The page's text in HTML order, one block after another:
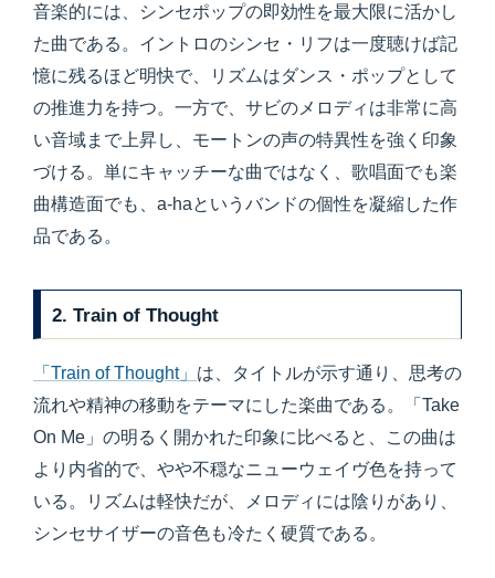
音楽的には、シンセポップの即効性を最大限に活かし
た曲である。イントロのシンセ・リフは一度聴けば記
憶に残るほど明快で、リズムはダンス・ポップとして
の推進力を持つ。一方で、サビのメロディは非常に高
い音域まで上昇し、モートンの声の特異性を強く印象
づける。単にキャッチーな曲ではなく、歌唱面でも楽
曲構造面でも、a-haというバンドの個性を凝縮した作
品である。
2. Train of Thought
「Train of Thought」 は、タイトルが示す通り、思考の
流れや精神の移動をテーマにした楽曲である。「Take
On Me」の明るく開かれた印象に比べると、この曲は
より内省的で、やや不穏なニューウェイヴ色を持って
いる。リズムは軽快だが、メロディには陰りがあり、
シンセサイザーの音色も冷たく硬質である。